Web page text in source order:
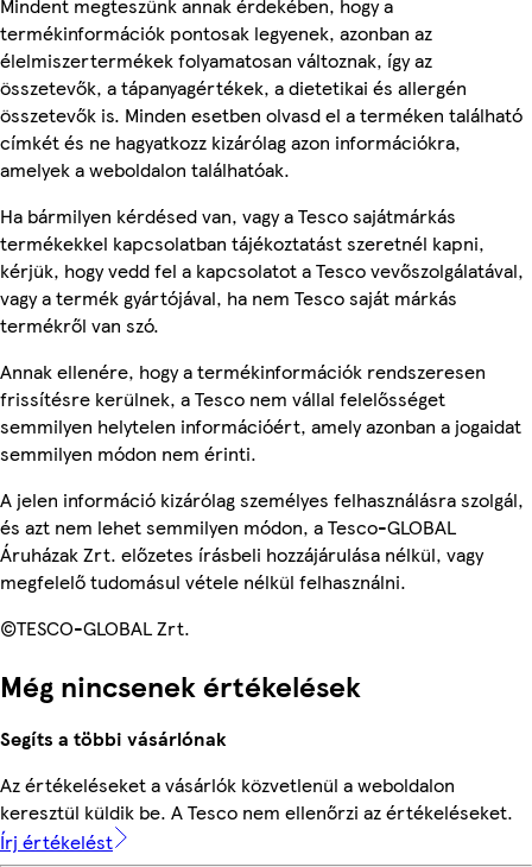
Mindent megteszünk annak érdekében, hogy a
termékinformációk pontosak legyenek, azonban az
élelmiszertermékek folyamatosan változnak, így az
összetevők, a tápanyagértékek, a dietetikai és allergén
összetevők is. Minden esetben olvasd el a terméken található
címkét és ne hagyatkozz kizárólag azon információkra,
amelyek a weboldalon találhatóak.
Ha bármilyen kérdésed van, vagy a Tesco sajátmárkás
termékekkel kapcsolatban tájékoztatást szeretnél kapni,
kérjük, hogy vedd fel a kapcsolatot a Tesco vevőszolgálatával,
vagy a termék gyártójával, ha nem Tesco saját márkás
termékről van szó.
Annak ellenére, hogy a termékinformációk rendszeresen
frissítésre kerülnek, a Tesco nem vállal felelősséget
semmilyen helytelen információért, amely azonban a jogaidat
semmilyen módon nem érinti.
A jelen információ kizárólag személyes felhasználásra szolgál,
és azt nem lehet semmilyen módon, a Tesco-GLOBAL
Áruházak Zrt. előzetes írásbeli hozzájárulása nélkül, vagy
megfelelő tudomásul vétele nélkül felhasználni.
©TESCO-GLOBAL Zrt.
Még nincsenek értékelések
Segíts a többi vásárlónak
Az értékeléseket a vásárlók közvetlenül a weboldalon
keresztül küldik be. A Tesco nem ellenőrzi az értékeléseket.
Írj értékelést